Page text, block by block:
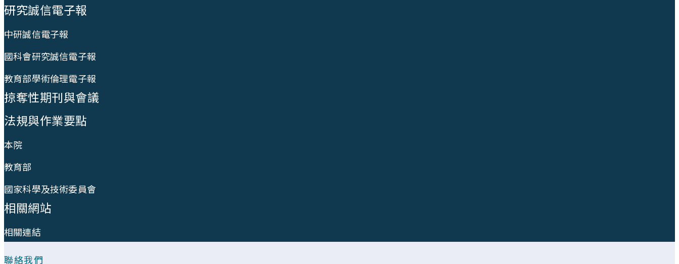
研究誠信電子報
中研誠信電子報
國科會研究誠信電子報
教育部學術倫理電子報
掠奪性期刊與會議
法規與作業要點
本院
教育部
國家科學及技術委員會
相關網站
相關連結
聯絡我們